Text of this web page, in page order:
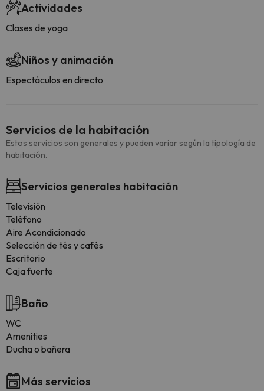
Actividades
Clases de yoga
Niños y animación
Espectáculos en directo
Servicios de la habitación
Estos servicios son generales y pueden variar según la tipología de
habitación.
Servicios generales habitación
Televisión
Teléfono
Aire Acondicionado
Selección de tés y cafés
Escritorio
Caja fuerte
Baño
WC
Amenities
Ducha o bañera
Más servicios